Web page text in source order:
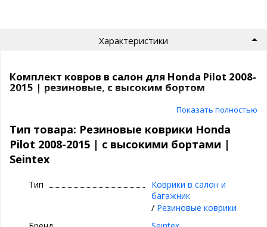
Характеристики
Комплект ковров в салон для Honda Pilot 2008-
2015 | резиновые, с высоким бортом
Резиновые коврики в машину | Seintex
⊕ высокие бортики 3,5 см
⊕ надежно фиксируются, так как сделаны под
оригинальный крепеж, идельно повторяют
геометрию пола авто
⊕ используются каждый день круглый год -
⊕ не скользят, имею шипы против
Показать полностью
Тип товара: Резиновые коврики Honda
Pilot 2008-2015 | с высокими бортами |
Seintex
Тип
Коврики в салон и
багажник
/ Резиновые коврики